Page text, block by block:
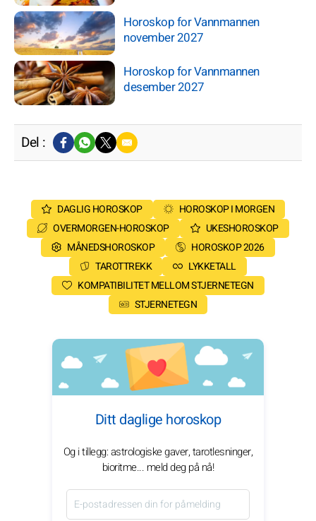
Horoskop for Vannmannen
november 2027
Horoskop for Vannmannen
desember 2027
Del :
DAGLIG HOROSKOP
HOROSKOP I MORGEN
OVERMORGEN-HOROSKOP
UKESHOROSKOP
MÅNEDSHOROSKOP
HOROSKOP 2026
TAROTTREKK
LYKKETALL
KOMPATIBILITET MELLOM STJERNETEGN
STJERNETEGN
Ditt daglige horoskop
Og i tillegg: astrologiske gaver, tarotlesninger,
bioritme... meld deg på nå!